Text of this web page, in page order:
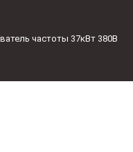
частоты 37кВт 380В